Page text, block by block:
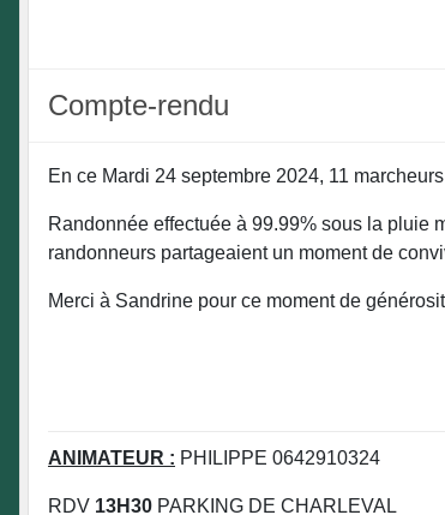
Compte-rendu
En ce Mardi 24 septembre 2024, 11
Randonnée effectuée à 99.99% sous la pluie
randonneurs partageaient un moment de
Merci à Sandrine pour ce moment de
ANIMATEUR : PHILIPPE 0642910324
RDV 13H30 PARKING DE CHARLEVAL